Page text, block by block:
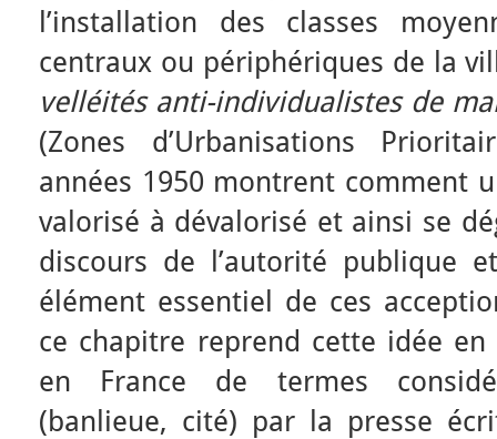
l’installation des classes
centraux ou périphériques de la
velléités anti-individualistes de
(Zones d’Urbanisations
années 1950 montrent comment
valorisé à dévalorisé et ainsi se
discours de l’autorité publique
élément essentiel de ces
ce chapitre reprend cette idée
en France de termes
(banlieue, cité) par la presse